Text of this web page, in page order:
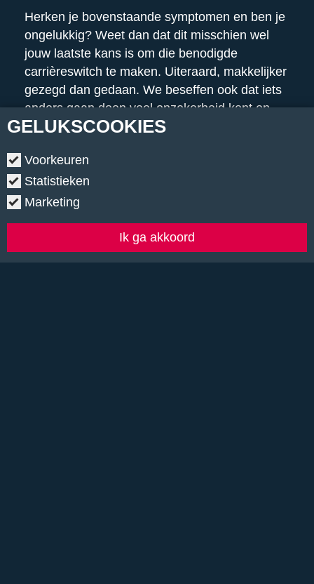
GELUKSCOOKIES
Voorkeuren
Statistieken
Marketing
Ik ga akkoord
Herken je bovenstaande symptomen en ben je
ongelukkig? Weet dan dat dit misschien wel
jouw laatste kans is om die benodigde
carrièreswitch te maken. Uiteraard, makkelijker
gezegd dan gedaan. We beseffen ook dat iets
anders gaan doen veel onzekerheid kent en
het blijft de vraag of je door een switch wél
presteren en het risico lopen op een burn-out is
sowieso géén goede keuze.